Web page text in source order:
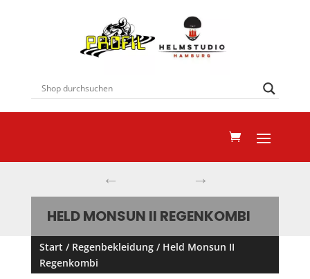
← →
HELD MONSUN II REGENKOMBI
Start / Regenbekleidung/ Held Monsun II
Regenkombi